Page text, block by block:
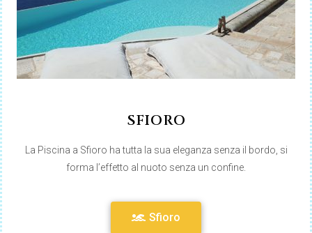
SFIORO
La Piscina a Sfioro ha tutta la sua eleganza senza il bordo, si
forma l’effetto al nuoto senza un confine.
Sfioro